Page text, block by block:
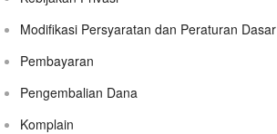
Modifikasi Persyaratan dan Peraturan Dasar
Pembayaran
Pengembalian Dana
Komplain